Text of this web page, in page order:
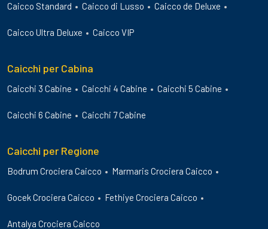
Caicco Standard Caicco di Lusso Caicco de Deluxe
Caicco Ultra Deluxe Caicco VIP
Caicchi per Cabina
Caicchi 3 Cabine Caicchi 4 Cabine Caicchi 5 Cabine
Caicchi 6 Cabine Caicchi 7 Cabine
Caicchi per Regione
Bodrum Crociera Caicco Marmaris Crociera Caicco
Gocek Crociera Caicco Fethiye Crociera Caicco
Antalya Crociera Caicco